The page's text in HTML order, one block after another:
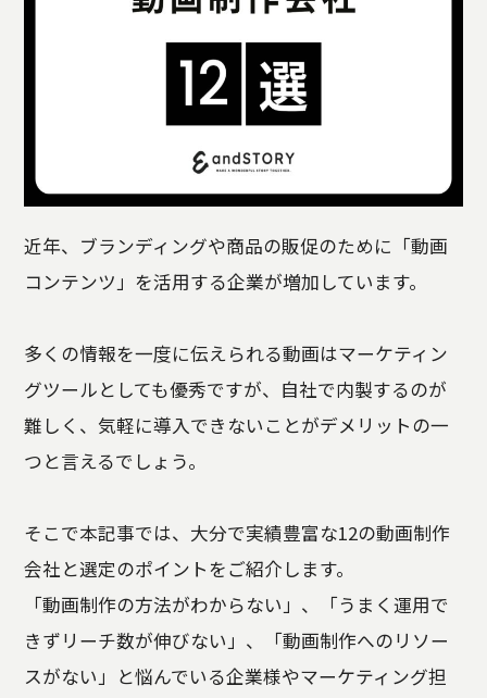
近年、ブランディングや商品の販促のために「動画
コンテンツ」を活用する企業が増加しています。
多くの情報を一度に伝えられる動画はマーケティン
グツールとしても優秀ですが、自社で内製するのが
難しく、気軽に導入できないことがデメリットの一
つと言えるでしょう。
そこで本記事では、大分で実績豊富な12の動画制作
会社と選定のポイントをご紹介します。
「動画制作の方法がわからない」、「うまく運用で
きずリーチ数が伸びない」、「動画制作へのリソー
スがない」と悩んでいる企業様やマーケティング担